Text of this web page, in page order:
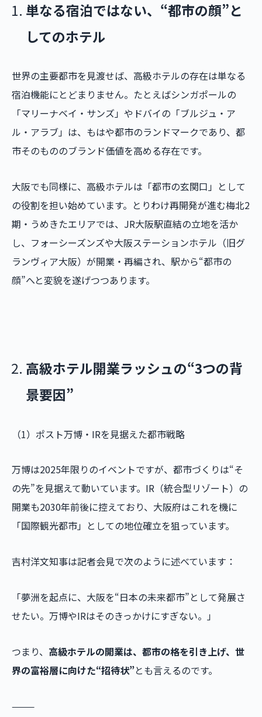
単なる宿泊ではない、“都市の顔”と
してのホテル
世界の主要都市を見渡せば、高級ホテルの存在は単なる
宿泊機能にとどまりません。たとえばシンガポールの
「マリーナベイ・サンズ」やドバイの「ブルジュ・ア
ル・アラブ」は、もはや都市のランドマークであり、都
市そのもののブランド価値を高める存在です。
大阪でも同様に、高級ホテルは「都市の玄関口」として
の役割を担い始めています。とりわけ再開発が進む梅北2
期・うめきたエリアでは、JR大阪駅直結の立地を活か
し、フォーシーズンズや大阪ステーションホテル（旧グ
ランヴィア大阪）が開業・再編され、駅から“都市の
顔”へと変貌を遂げつつあります。
高級ホテル開業ラッシュの“3つの背
景要因”
（1）ポスト万博・IRを見据えた都市戦略
万博は2025年限りのイベントですが、都市づくりは“そ
の先”を見据えて動いています。IR（統合型リゾート）の
開業も2030年前後に控えており、大阪府はこれを機に
「国際観光都市」としての地位確立を狙っています。
吉村洋文知事は記者会見で次のように述べています：
「夢洲を起点に、大阪を“日本の未来都市”として発展さ
せたい。万博やIRはそのきっかけにすぎない。」
つまり、 高級ホテルの開業は、都市の格を引き上げ、世
界の富裕層に向けた“招待状”とも言えるのです。
⸻